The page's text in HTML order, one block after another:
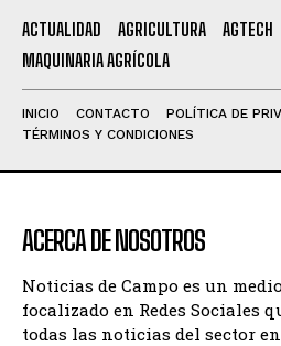
ACTUALIDAD AGRICULTURA AGTECH
MAQUINARIA AGRÍCOLA
INICIO CONTACTO
POLÍTICA DE
TÉRMINOS Y CONDICIONES
ACERCA DE NOSOTROS
Noticias de Campo es un
focalizado en Redes Sociales
todas las noticias del sector